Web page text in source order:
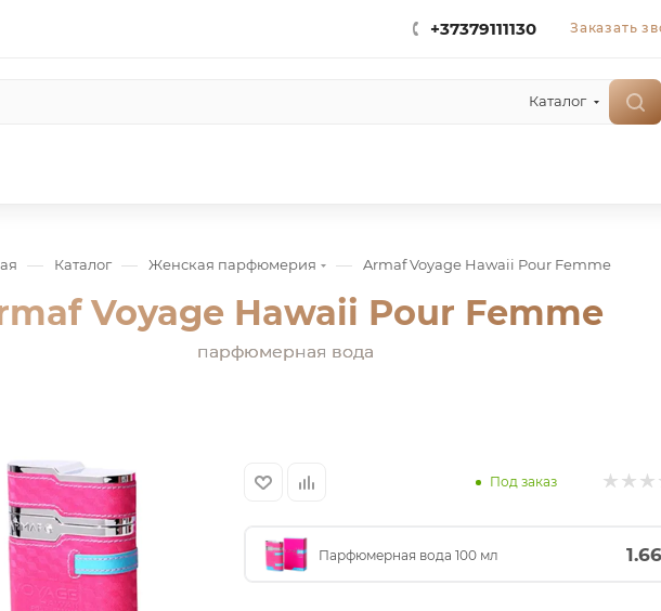
+37379111130 Заказать
Каталог
— Каталог — Женская парфюмерия — Armaf Voyage Hawaii Pour Femme
Voyage Hawaii Pour Femme
парфюмерная вода
Под заказ
Парфюмерная вода 100 мл